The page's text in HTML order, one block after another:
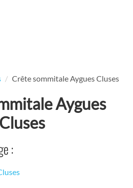
Crête sommitale Aygues Cluses
Aygues
Cluses
: